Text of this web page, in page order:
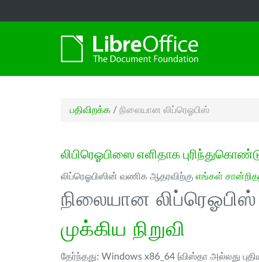
பதிவிறக்க / நிலையான லிப்ரெஓபிஸ்
லிபிரெஓபிஸை எளிதாக
லிப்ரெஓபிஸின் வணிக ஆதரவிற்கு எங்கள்
நிலையான லிப்ரெஓபிஸ்
முக்கிய நிறுவி
தேர்ந்தது: Windows x86_64 (விஸ்தா அல்லது